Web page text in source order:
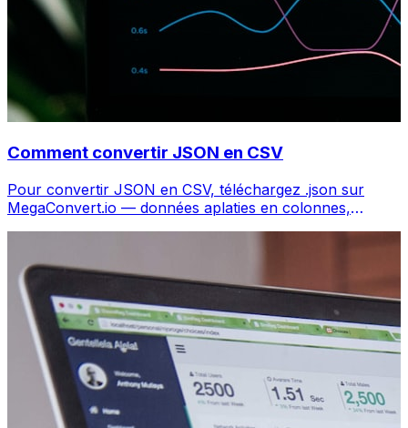
Comment convertir JSON en CSV
Pour convertir JSON en CSV, téléchargez .json sur
MegaConvert.io — données aplaties en colonnes,